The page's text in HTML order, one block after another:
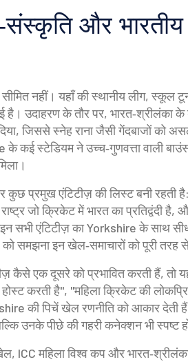
और भारतीय
नहीं। यहाँ की स्थानीय लीग, स्कूल
उदाहरण के तौर पर, भारत‑श्रीलंका के
जिससे स्नेह राना जैसी गेंदबाजों को
के कई स्टेडियम ने उच्च‑गुणवत्ता वाली
कुछ प्रमुख एंटिटीज़ की लिस्ट बनी रहती है:
जो क्रिकेट में भारत का प्रतिद्वंदी है,
सभी एंटिटीज़ का Yorkshire के साथ
समझना इन खेल‑समाचारों को पूरी तरह
कैसे एक दूसरे को प्रभावित करती हैं, तो
करती है", "महिला क्रिकेट की
की पिचें खेल रणनीति को आकार
पीछे की गहरी कनेक्शन भी स्पष्ट
ICC महिला विश्व कप और